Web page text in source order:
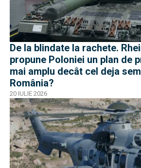
De la blindate la rachete.
propune Poloniei un plan de
mai amplu decât cel deja
România?
20 IULIE 2026